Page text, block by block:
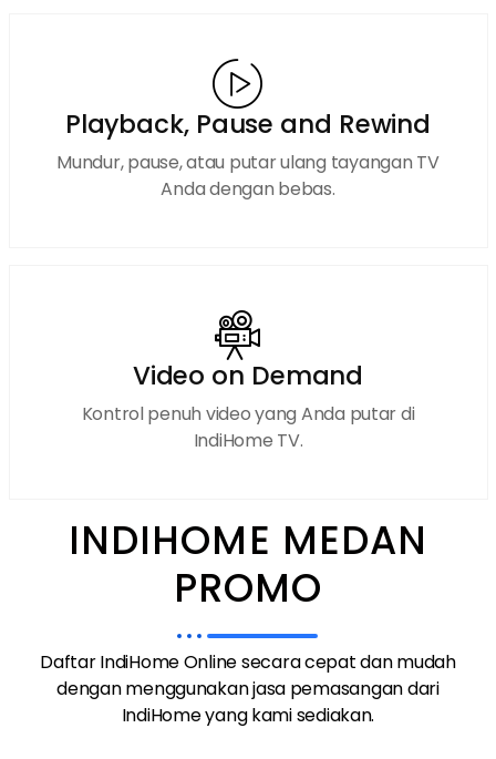
Playback, Pause and Rewind
Mundur, pause, atau putar ulang tayangan TV
Anda dengan bebas.
Video on Demand
Kontrol penuh video yang Anda putar di
IndiHome TV.
INDIHOME MEDAN
PROMO
Daftar IndiHome Online secara cepat dan mudah
dengan menggunakan jasa pemasangan dari
IndiHome yang kami sediakan.